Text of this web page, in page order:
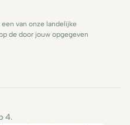
van onze landelijke
de door jouw opgegeven
4.